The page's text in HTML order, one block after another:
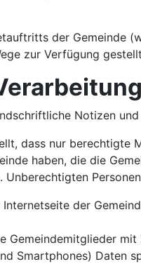
der
zur Verfügung
Notizen
dass nur
haben, die die
der
Gemeindemitglieder
Smartphones) Daten